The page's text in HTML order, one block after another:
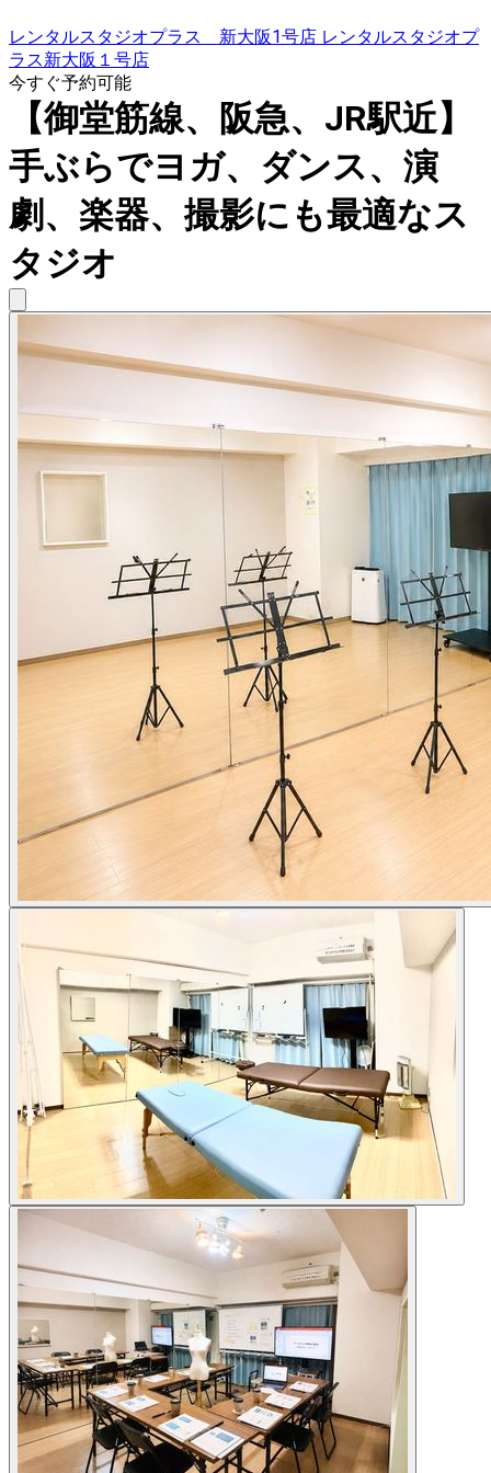
レンタルスタジオプラス 新大阪1号店 レンタルスタジオプ
ラス新大阪１号店
今すぐ予約可能
【御堂筋線、阪急、JR駅近】
手ぶらでヨガ、ダンス、演
劇、楽器、撮影にも最適なス
タジオ